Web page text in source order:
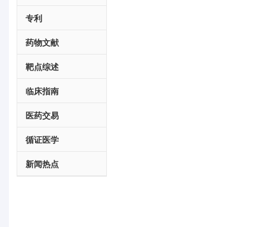
专利
药物文献
靶点综述
临床指南
医药交易
循证医学
新闻热点